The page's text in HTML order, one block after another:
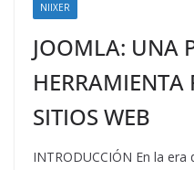
NIIXER
JOOMLA: UNA
HERRAMIENTA
SITIOS WEB
INTRODUCCIÓN En la